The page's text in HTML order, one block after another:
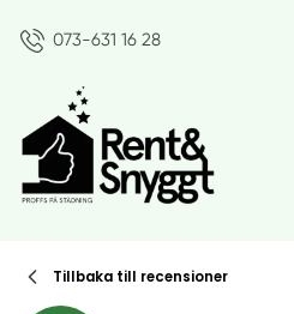
073-631 16 28
Tillbaka till recensioner